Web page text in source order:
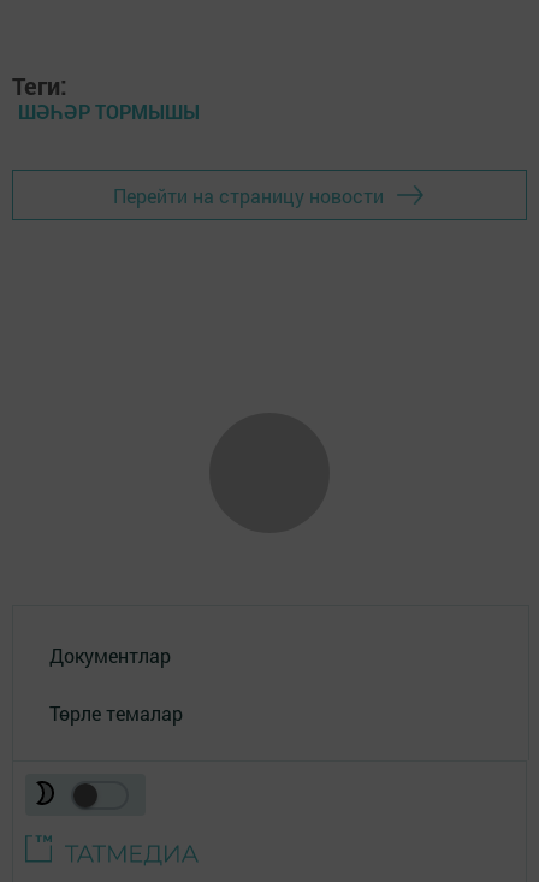
Теги:
ШӘҺӘР ТОРМЫШЫ
Перейти на страницу новости
Документлар
Төрле темалар